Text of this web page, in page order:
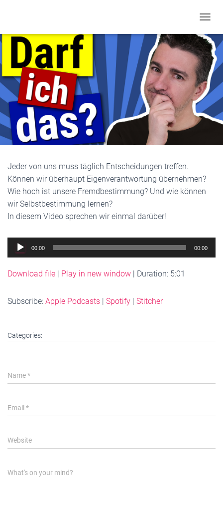
Jeder von uns muss täglich Entscheidungen treffen.
Können wir überhaupt Eigenverantwortung übernehmen?
Wie hoch ist unsere Fremdbestimmung? Und wie können
wir Selbstbestimmung lernen?
In diesem Video sprechen wir einmal darüber!
Audio
Player
00:00 00:00
Download file | Play in new window | Duration: 5:01
Subscribe: Apple Podcasts | Spotify | Stitcher
Categories:
Name*
Email *
Website
What's on your mind?